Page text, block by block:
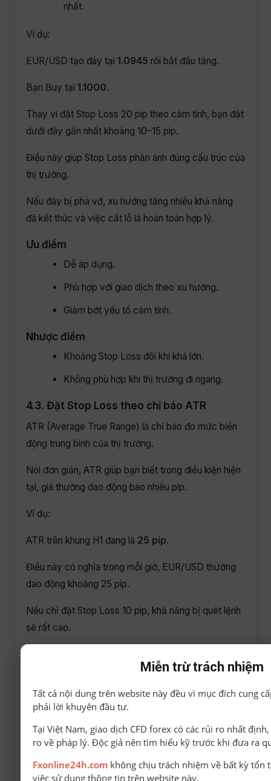
nhất.
Ví dụ:
EUR/USD tạo đáy tại 1.0945 rồi bắt đầu tăng.
Bạn Buy tại 1.1000.
Thay vì đặt Stop Loss 20 pip theo cảm tính, bạn đặt
dưới đáy gần nhất khoảng 10–15 pip.
Điều này giúp Stop Loss phản ánh đúng cấu trúc của
thị trường.
Nếu đáy bị phá vỡ, xu hướng tăng nhiều khả năng
đã kết thúc và việc cắt lỗ là hoàn toàn hợp lý.
Ưu điểm
Dễ áp dụng.
Phù hợp với giao dịch theo xu hướng.
Giảm bớt yếu tố cảm tính.
Nhược điểm
Khoảng Stop Loss đôi khi khá lớn.
Không phù hợp khi thị trường đi ngang.
4.3. Đặt Stop Loss theo chỉ báo ATR
ATR (Average True Range) là chỉ báo đo mức biến
động trung bình của thị trường.
Nói đơn giản, ATR giúp bạn biết trong điều kiện hiện
tại, giá thường dao động bao nhiêu pip.
Ví dụ:
ATR trên khung H1 đang là 25 pip.
Điều này có nghĩa trong mỗi giờ, EUR/USD thường
dao động khoảng 25 pip.
Nếu chỉ đặt Stop Loss 10 pip, khả năng bị quét lệnh
sẽ rất cao.
Stop Loss = 1,5 × ATR
Stop Loss = 2 × ATR
Miễn trừ trách nhiệm
Tất cả nội dung trên website này đều vì mục đích cung
phải lời khuyên đầu tư.
Tại Việt Nam, giao dịch CFD forex có các rủi ro nhất
ro về pháp lý. Độc giả nên tìm hiểu kỹ trước khi đưa ra
Fxonline24h.com không chịu trách nhiệm về bất kỳ tổn
việc sử dụng thông tin trên website này.